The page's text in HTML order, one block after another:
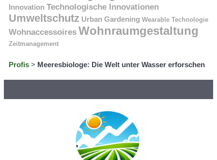
Innovation Technologische Innovationen
Umweltschutz Urban Gardening Wearable Technologie
Wohnaccessoires Wohnraumgestaltung
Zeitmanagement
Profis > Meeresbiologe: Die Welt unter Wasser erforschen